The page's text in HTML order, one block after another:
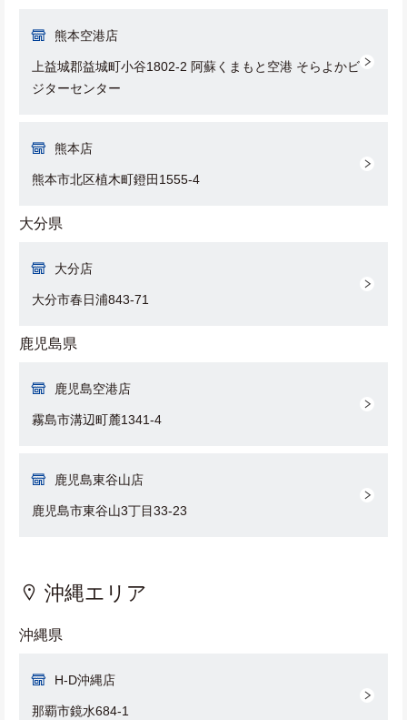
熊本空港店
上益城郡益城町小谷1802-2 阿蘇くまもと空港 そらよかビ
ジターセンター
熊本店
熊本市北区植木町鐙田1555-4
大分県
大分店
大分市春日浦843-71
鹿児島県
鹿児島空港店
霧島市溝辺町麓1341-4
鹿児島東谷山店
鹿児島市東谷山3丁目33-23
沖縄エリア
沖縄県
H-D沖縄店
那覇市鏡水684-1